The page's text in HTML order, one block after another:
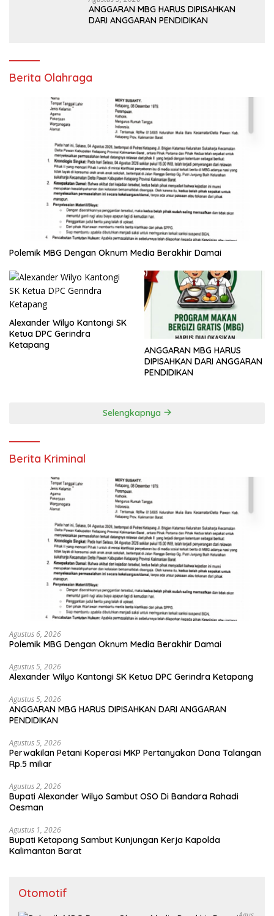
ANGGARAN MBG HARUS DIPISAHKAN
DARI ANGGARAN PENDIDIKAN
Berita Olahraga
Polemik MBG Dengan Oknum Media Berakhir Damai
Alexander Wilyo Kantongi SK
Ketua DPC Gerindra
Ketapang
ANGGARAN MBG HARUS
DIPISAHKAN DARI ANGGARAN
PENDIDIKAN
Selengkapnya
Berita Kriminal
Agustus 6, 2026
Polemik MBG Dengan Oknum Media Berakhir Damai
Agustus 5, 2026
Alexander Wilyo Kantongi SK Ketua DPC Gerindra Ketapang
Agustus 5, 2026
ANGGARAN MBG HARUS DIPISAHKAN DARI ANGGARAN
PENDIDIKAN
Agustus 5, 2026
Perwakilan Petani Koperasi MKP Pertanyakan Dana Talangan
Rp.5 miliar
Agustus 2, 2026
Bupati Alexander Wilyo Sambut OSO Di Bandara Rahadi
Oesman
Agustus 1, 2026
Bupati Ketapang Sambut Kunjungan Kerja Kapolda
Kalimantan Barat
Otomotif